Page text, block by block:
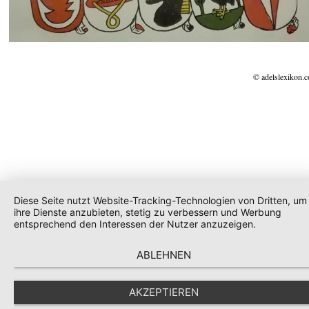
©
Diese Seite nutzt Website-Tracking-Technologien von Dritten, um
ihre Dienste anzubieten, stetig zu verbessern und Werbung
entsprechend den Interessen der Nutzer anzuzeigen.
ABLEHNEN
AKZEPTIEREN